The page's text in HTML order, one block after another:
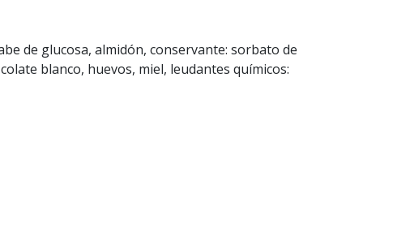
de glucosa, almidón, conservante: sorbato de
blanco, huevos, miel, leudantes químicos: